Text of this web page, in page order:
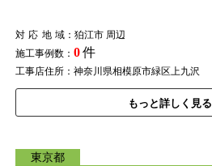
対応地域：狛江市 周辺
施工事例数： 0件
工事店住所：神奈川県相模原市緑区上九沢
もっと詳しく見る
東京都